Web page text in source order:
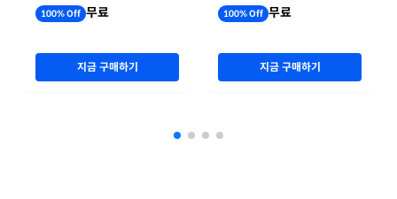
100% Off 무료
지금 구매하기
100% Off 무료
지금 구매하기